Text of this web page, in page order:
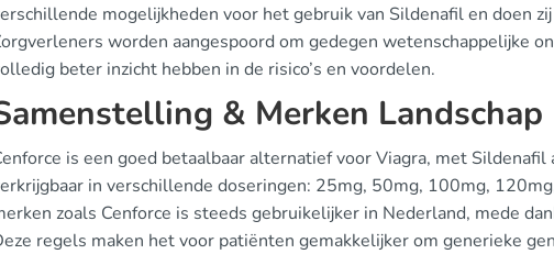
mogelijkheden voor het gebruik van Sildenafil en doen
worden aangespoord om gedegen wetenschappelijke
beter inzicht hebben in de risico’s en voordelen.
& Merken Landschap
is een goed betaalbaar alternatief voor Viagra, met
in verschillende doseringen: 25mg, 50mg, 100mg,
zoals Cenforce is steeds gebruikelijker in Nederland, mede
regels maken het voor patiënten gemakkelijker om generieke